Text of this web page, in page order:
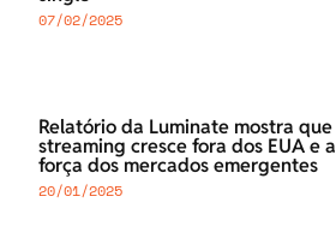
07/02/2025
Relatório da Luminate mostra que
streaming cresce fora dos EUA e a
força dos mercados emergentes
20/01/2025